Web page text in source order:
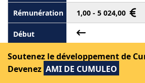
1,00 - 5 024,00
14 janvier 2019
Professeur
Soutenez le développement de
Devenez AMI DE CUMULEO